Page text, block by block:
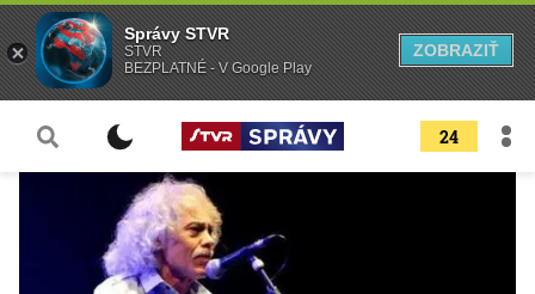
24
Správy STVR
STVR
BEZPLATNÉ - V Google Play
ZOBRAZIŤ